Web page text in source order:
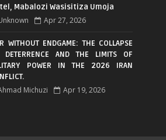
Mabalozi Wasisitiza Umoja
Apr 27, 2026
WITHOUT ENDGAME: THE COLLAPSE
DETERRENCE AND THE LIMITS OF
POWER IN THE 2026 IRAN
Michuzi Apr 19, 2026